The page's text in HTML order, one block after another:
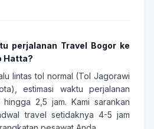
perjalanan Travel Bogor ke
Hatta?
lintas tol normal (Tol Jagorawi
estimasi waktu perjalanan
2,5 jam. Kami sarankan
travel setidaknya 4-5 jam